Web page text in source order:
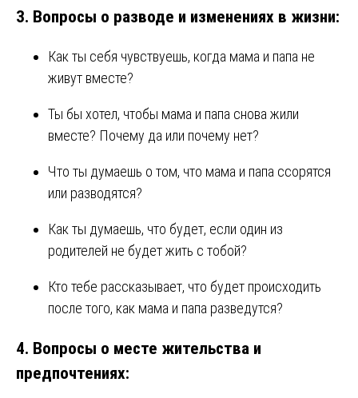
3. Вопросы о разводе и изменениях в жизни:
Как ты себя чувствуешь, когда мама и папа не
живут вместе?
Ты бы хотел, чтобы мама и папа снова жили
вместе? Почему да или почему нет?
Что ты думаешь о том, что мама и папа ссорятся
или разводятся?
Как ты думаешь, что будет, если один из
родителей не будет жить с тобой?
Кто тебе рассказывает, что будет происходить
после того, как мама и папа разведутся?
4. Вопросы о месте жительства и
предпочтениях: